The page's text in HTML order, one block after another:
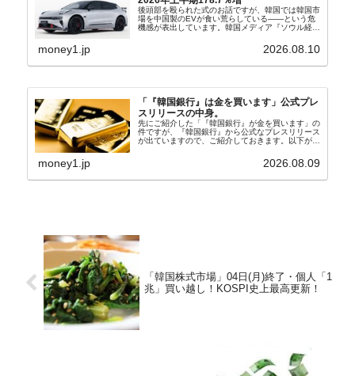
後頭部を殴られた式のお話ですが、韓国では韓国市
場を中国製のEVが食い荒らしている――という危
機感が表出しています。韓国メディア『ソウル経
ルは「中国EVの大攻勢…東風もプジョーと手を組
money1.jp 2026.08.10
「『韓国銀行』は金を買います」公式プレ
スリリースの中身。
先にご紹介した「『韓国銀行』が金を買います」の
件ですが、『韓国銀行』から公式なプレスリリース
が出ていますので、ご紹介しておきます。以下が全
れ協力体制を構築□『韓国銀行』は、国内生産金の
money1.jp 2026.08.09
「韓国株式市場」04日(月)終了・個人「1
兆」買い越し！KOSPI史上最高更新！